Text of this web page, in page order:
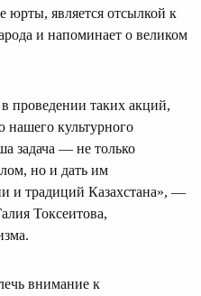
юрты, является отсылкой к
и напоминает о великом
проведении таких акций,
культурного
задача — не только
но и дать им
и традиций Казахстана», —
Токсеитова,
внимание к